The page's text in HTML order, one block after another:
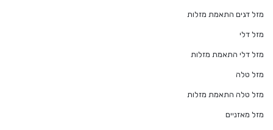
מזל דגים התאמת מזלות
מזל דלי
מזל דלי התאמת מזלות
מזל טלה
מזל טלה התאמת מזלות
מזל מאזניים